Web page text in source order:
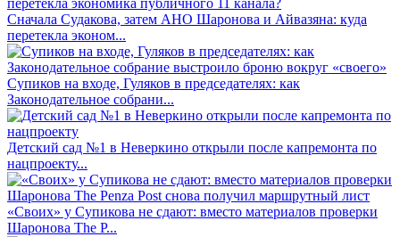
Сначала Судакова, затем АНО Шаронова и Айвазяна: куда
перетекла эконом...
Супиков на входе, Гуляков в председателях: как
Законодательное собрани...
Детский сад №1 в Неверкино открыли после капремонта по
нацпроекту...
«Своих» у Супикова не сдают: вместо материалов проверки
Шаронова The P...